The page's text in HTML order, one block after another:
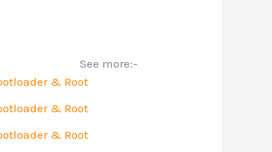
See more:-
& Root
& Root
& Root